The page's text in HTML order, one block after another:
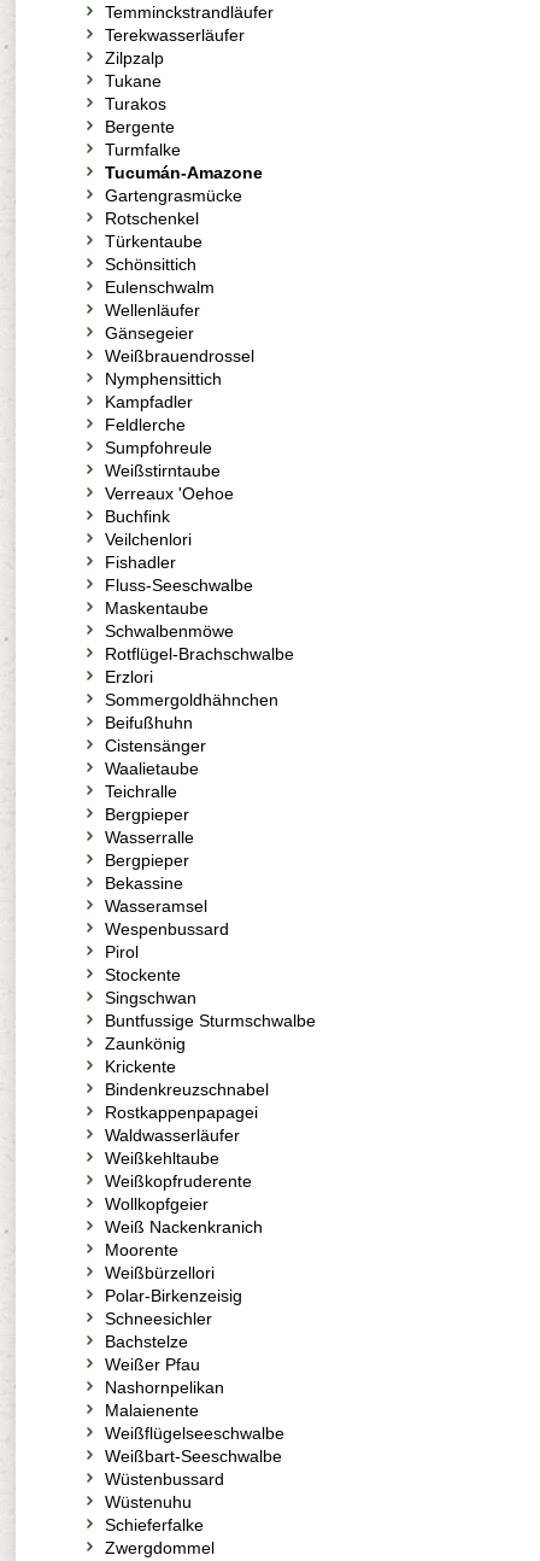
Temminckstrandläufer
Terekwasserläufer
Zilpzalp
Tukane
Turakos
Bergente
Turmfalke
Tucumán-Amazone
Gartengrasmücke
Rotschenkel
Türkentaube
Schönsittich
Eulenschwalm
Wellenläufer
Gänsegeier
Weißbrauendrossel
Nymphensittich
Kampfadler
Feldlerche
Sumpfohreule
Weißstirntaube
Verreaux 'Oehoe
Buchfink
Veilchenlori
Fishadler
Fluss-Seeschwalbe
Maskentaube
Schwalbenmöwe
Rotflügel-Brachschwalbe
Erzlori
Sommergoldhähnchen
Beifußhuhn
Cistensänger
Waalietaube
Teichralle
Bergpieper
Wasserralle
Bergpieper
Bekassine
Wasseramsel
Wespenbussard
Pirol
Stockente
Singschwan
Buntfussige Sturmschwalbe
Zaunkönig
Krickente
Bindenkreuzschnabel
Rostkappenpapagei
Waldwasserläufer
Weißkehltaube
Weißkopfruderente
Wollkopfgeier
Weiß Nackenkranich
Moorente
Weißbürzellori
Polar-Birkenzeisig
Schneesichler
Bachstelze
Weißer Pfau
Nashornpelikan
Malaienente
Weißflügelseeschwalbe
Weißbart-Seeschwalbe
Wüstenbussard
Wüstenuhu
Schieferfalke
Zwergdommel